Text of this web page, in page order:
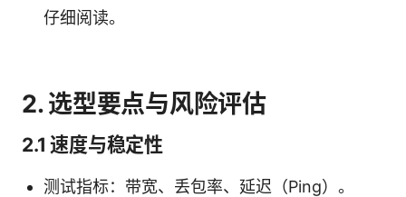
仔细阅读。
2. 选型要点与风险评估
2.1 速度与稳定性
测试指标：带宽、丢包率、延迟（Ping）。